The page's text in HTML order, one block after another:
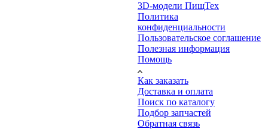
3D-модели ПищТех
Политика
конфиденциальности
Пользовательское соглашение
Полезная информация
Помощь
Как заказать
Доставка и оплата
Поиск по каталогу
Подбор запчастей
Обратная связь